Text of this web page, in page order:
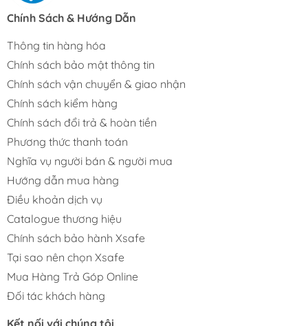
Chính Sách & Hướng Dẫn
Thông tin hàng hóa
Chính sách bảo mật thông tin
Chính sách vận chuyển & giao nhận
Chính sách kiểm hàng
Chính sách đổi trả & hoàn tiền
Phương thức thanh toán
Nghĩa vụ người bán & người mua
Hướng dẫn mua hàng
Điều khoản dịch vụ
Catalogue thương hiệu
Chính sách bảo hành Xsafe
Tại sao nên chọn Xsafe
Mua Hàng Trả Góp Online
Đối tác khách hàng